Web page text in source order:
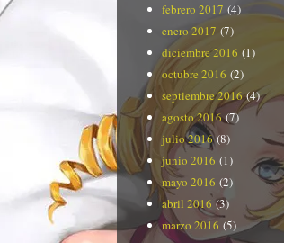
febrero 2017 (4)
enero 2017 (7)
diciembre 2016 (1)
octubre 2016 (2)
septiembre 2016(4)
agosto 2016(7)
julio 2016(8)
junio 2016 (1)
mayo 2016 (2)
abril 2016 (3)
marzo 2016 (5)